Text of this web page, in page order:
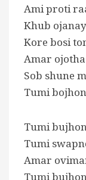
Ami proti
Khub
Kore bosi
Amar
Sob shune
Tumi
Tumi
Tumi
Amar